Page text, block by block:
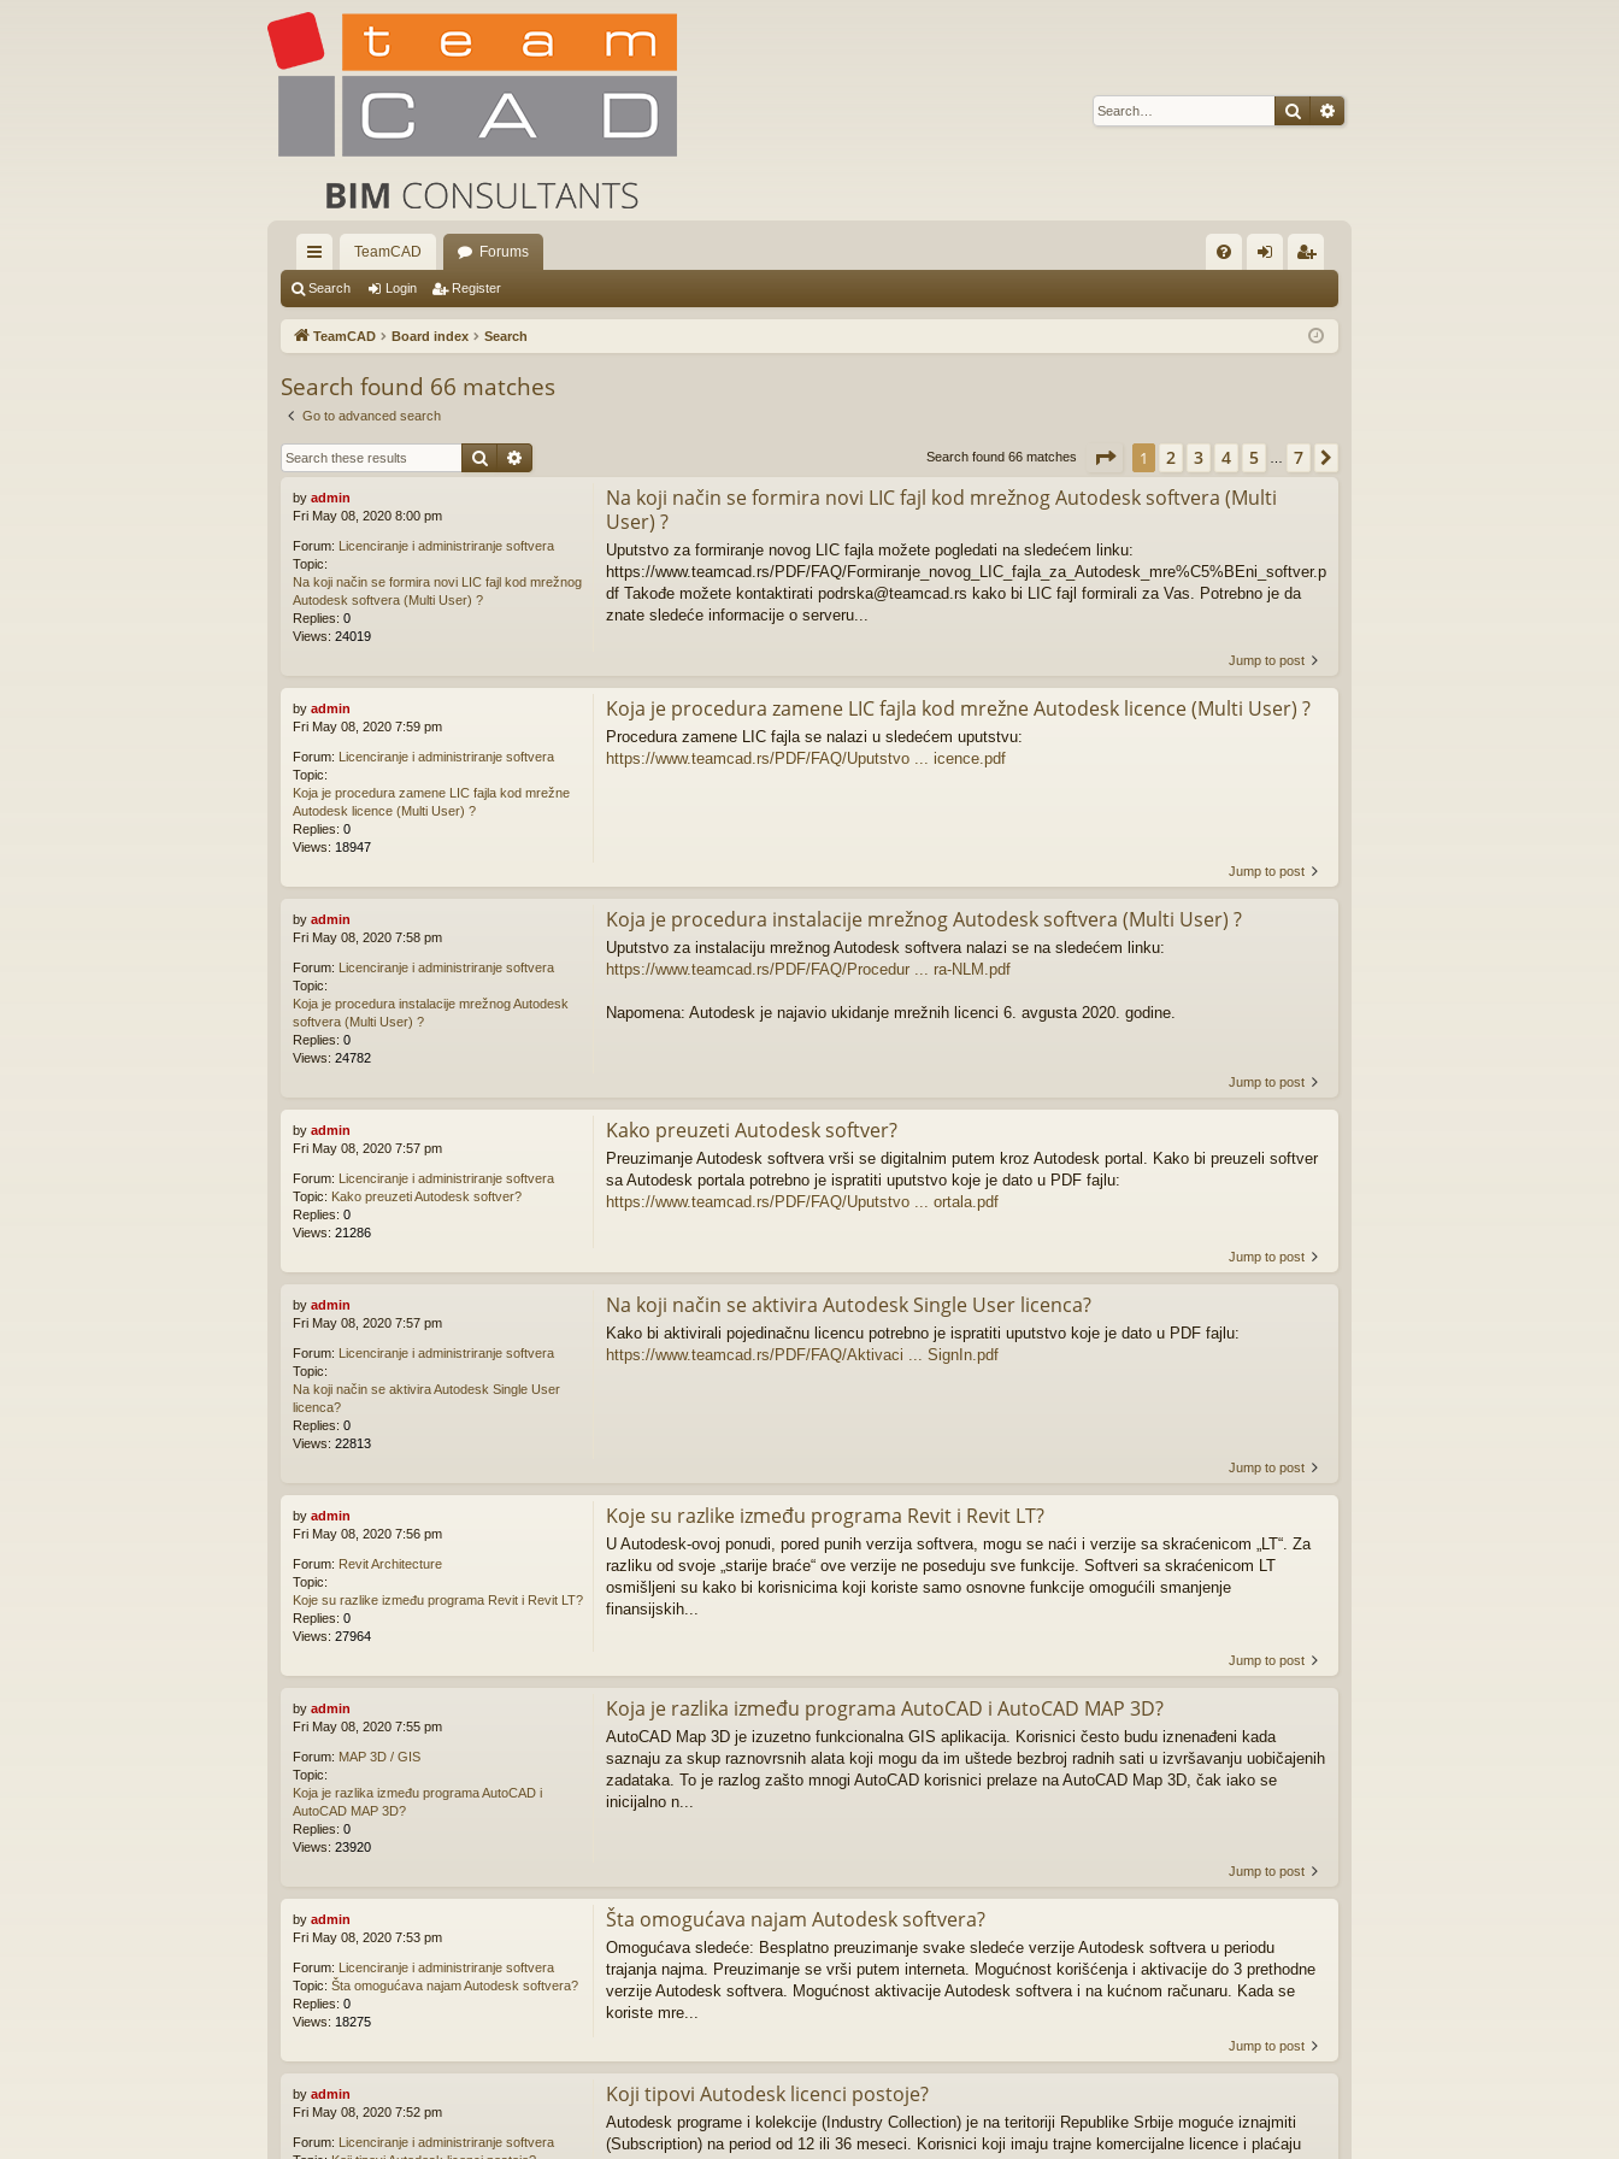
SearchAdvanced search
ui
ck
ks
TeamCAD Forums
Q in ist
Search Login Register
TeamCAD Board index Search
Search found 66 matches
Go to advanced search
Search Search found 66 matches Page 1of7
1 2 3 4 5 … 7
by admin
Fri May 08, 2020 8:00 pm
Forum: Licenciranje i administriranje softvera
Topic:
Na koji način se formira novi LIC fajl kod mrežnog
Autodesk softvera (Multi User) ?
Replies: 0
Views: 24019
Na koji način se formira novi LIC fajl kod mrežnog Autodesk softvera (Multi
User) ?
Uputstvo za formiranje novog LIC fajla možete pogledati na sledećem linku:
https://www.teamcad.rs/PDF/FAQ/Formiranje_novog_LIC_fajla_za_Autodesk_mre%C5%BEni_softver.p
df Takođe možete kontaktirati podrska@teamcad.rs kako bi LIC fajl formirali za Vas. Potrebno je da
znate sledeće informacije o serveru...
Jump to post
by admin
Fri May 08, 2020 7:59 pm
Forum: Licenciranje i administriranje softvera
Topic:
Koja je procedura zamene LIC fajla kod mrežne
Autodesk licence (Multi User) ?
Replies: 0
Views: 18947
Koja je procedura zamene LIC fajla kod mrežne Autodesk licence (Multi User) ?
Procedura zamene LIC fajla se nalazi u sledećem uputstvu:
https://www.teamcad.rs/PDF/FAQ/Uputstvo ... icence.pdf
Jump to post
by admin
Fri May 08, 2020 7:58 pm
Forum: Licenciranje i administriranje softvera
Topic:
Koja je procedura instalacije mrežnog Autodesk
softvera (Multi User) ?
Replies: 0
Views: 24782
Koja je procedura instalacije mrežnog Autodesk softvera (Multi User) ?
Uputstvo za instalaciju mrežnog Autodesk softvera nalazi se na sledećem linku:
https://www.teamcad.rs/PDF/FAQ/Procedur ... ra-NLM.pdf
Napomena: Autodesk je najavio ukidanje mrežnih licenci 6. avgusta 2020. godine.
Jump to post
by admin
Fri May 08, 2020 7:57 pm
Forum: Licenciranje i administriranje softvera
Topic: Kako preuzeti Autodesk softver?
Replies: 0
Views: 21286
Kako preuzeti Autodesk softver?
Preuzimanje Autodesk softvera vrši se digitalnim putem kroz Autodesk portal. Kako bi preuzeli softver
sa Autodesk portala potrebno je ispratiti uputstvo koje je dato u PDF fajlu:
https://www.teamcad.rs/PDF/FAQ/Uputstvo ... ortala.pdf
Jump to post
by admin
Fri May 08, 2020 7:57 pm
Forum: Licenciranje i administriranje softvera
Topic:
Na koji način se aktivira Autodesk Single User
licenca?
Replies: 0
Views: 22813
Na koji način se aktivira Autodesk Single User licenca?
Kako bi aktivirali pojedinačnu licencu potrebno je ispratiti uputstvo koje je dato u PDF fajlu:
https://www.teamcad.rs/PDF/FAQ/Aktivaci ... SignIn.pdf
Jump to post
by admin
Fri May 08, 2020 7:56 pm
Forum: Revit Architecture
Topic:
Koje su razlike između programa Revit i Revit LT?
Replies: 0
Views: 27964
Koje su razlike između programa Revit i Revit LT?
U Autodesk-ovoj ponudi, pored punih verzija softvera, mogu se naći i verzije sa skraćenicom „LT“. Za
razliku od svoje „starije braće“ ove verzije ne poseduju sve funkcije. Softveri sa skraćenicom LT
osmišljeni su kako bi korisnicima koji koriste samo osnovne funkcije omogućili smanjenje
finansijskih...
Jump to post
by admin
Fri May 08, 2020 7:55 pm
Forum: MAP 3D / GIS
Topic:
Koja je razlika između programa AutoCAD i
AutoCAD MAP 3D?
Replies: 0
Views: 23920
Koja je razlika između programa AutoCAD i AutoCAD MAP 3D?
AutoCAD Map 3D je izuzetno funkcionalna GIS aplikacija. Korisnici često budu iznenađeni kada
saznaju za skup raznovrsnih alata koji mogu da im uštede bezbroj radnih sati u izvršavanju uobičajenih
zadataka. To je razlog zašto mnogi AutoCAD korisnici prelaze na AutoCAD Map 3D, čak iako se
inicijalno n...
Jump to post
by admin
Fri May 08, 2020 7:53 pm
Forum: Licenciranje i administriranje softvera
Topic: Šta omogućava najam Autodesk softvera?
Replies: 0
Views: 18275
Šta omogućava najam Autodesk softvera?
Omogućava sledeće: Besplatno preuzimanje svake sledeće verzije Autodesk softvera u periodu
trajanja najma. Preuzimanje se vrši putem interneta. Mogućnost korišćenja i aktivacije do 3 prethodne
verzije Autodesk softvera. Mogućnost aktivacije Autodesk softvera i na kućnom računaru. Kada se
koriste mre...
Jump to post
by admin
Fri May 08, 2020 7:52 pm
Forum: Licenciranje i administriranje softvera
Koji tipovi Autodesk licenci postoje?
Autodesk programe i kolekcije (Industry Collection) je na teritoriji Republike Srbije moguće iznajmiti
(Subscription) na period od 12 ili 36 meseci. Korisnici koji imaju trajne komercijalne licence i plaćaju